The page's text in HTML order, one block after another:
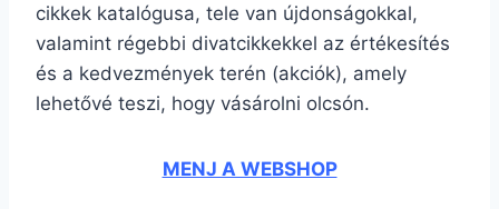
cikkek katalógusa, tele van újdonságokkal,
valamint régebbi divatcikkekkel az értékesítés
és a kedvezmények terén (akciók), amely
lehetővé teszi, hogy vásárolni olcsón.
MENJ A WEBSHOP